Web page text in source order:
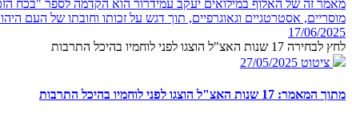
מאמר זה של האלוף במילואים יעקב עמידרור הוא הקדמה לספר "בכח
מוסריים, אסטרטגיים וגאוגרפיים, תוך דגש על זכותו וחובתו של העם
17/06/2025
לחץ לבחירה 17 שנות האצ"ל הוצגו לפני לוחמיו בהיכל התרבות
ציטוט 27/05/2025
מתוך המאמר: 17 שנות האצ"ל הוצגו לפני לוחמיו בהיכל התרבות